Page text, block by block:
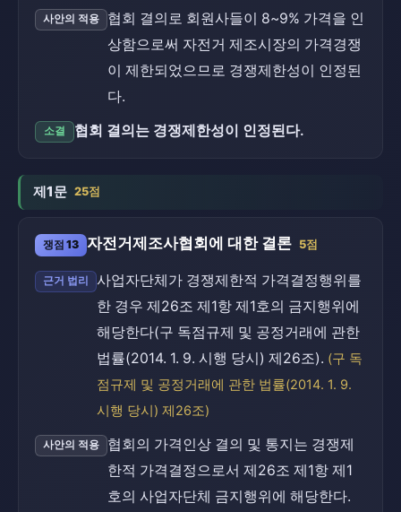
사안의 적용
협회 결의로 회원사들이 8~9% 가격을 인
상함으로써 자전거 제조시장의 가격경쟁
이 제한되었으므로 경쟁제한성이 인정된
다.
소결 협회 결의는 경쟁제한성이 인정된다.
제1문 25점
쟁점 13 자전거제조사협회에 대한 결론 5점
근거 법리
사업자단체가 경쟁제한적 가격결정행위를
한 경우 제26조 제1항 제1호의 금지행위에
해당한다(구 독점규제 및 공정거래에 관한
법률(2014. 1. 9. 시행 당시) 제26조). (구 독
점규제 및 공정거래에 관한 법률(2014. 1. 9.
시행 당시) 제26조)
사안의 적용
협회의 가격인상 결의 및 통지는 경쟁제
한적 가격결정으로서 제26조 제1항 제1
호의 사업자단체 금지행위에 해당한다.